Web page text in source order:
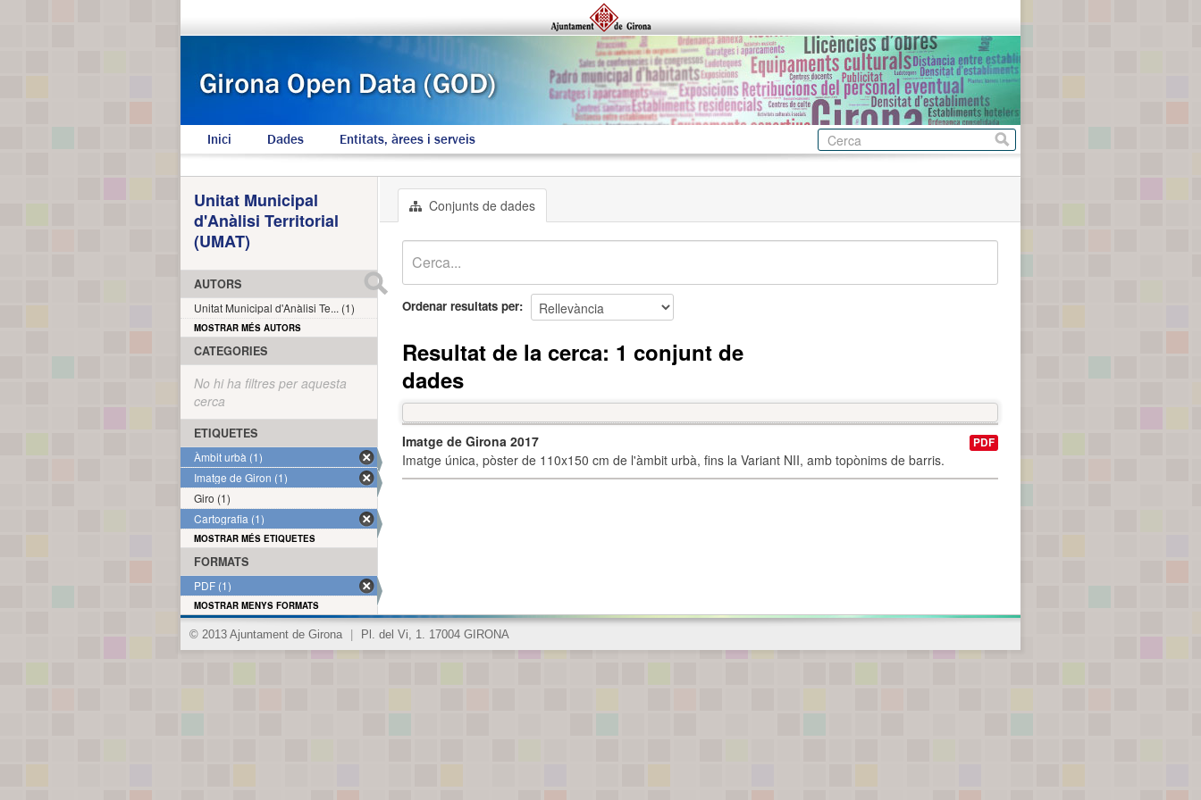
Inici Dades Entitats, àrees i serveis
Conjunts de dades
Ordenar resultats per
Resultat de la cerca: 1 conjunt de
dades
Imatge de Girona 2017
Imatge única, pòster de 110x150 cm de l'àmbit urbà, fins la Variant NII, amb topònims de barris.
PDF
Unitat Municipal
d'Anàlisi Territorial
(UMAT)
AUTORS
Unitat Municipal d'Anàlisi Te... (1)
MOSTRAR MÉS AUTORS
CATEGORIES
No hi ha filtres per aquesta
cerca
ETIQUETES
Àmbit urbà (1)
Imatge de Giron (1)
Giro (1)
Cartografia (1)
MOSTRAR MÉS ETIQUETES
FORMATS
PDF (1)
MOSTRAR MENYS FORMATS
© 2013 Ajuntament de Girona Pl. del Vi, 1. 17004 GIRONA